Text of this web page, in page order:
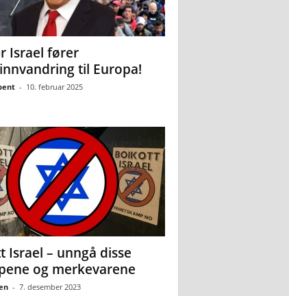
Israel fører
til Europa!
- 10. februar 2025
Israel – unngå disse
og merkevarene
- 7. desember 2023